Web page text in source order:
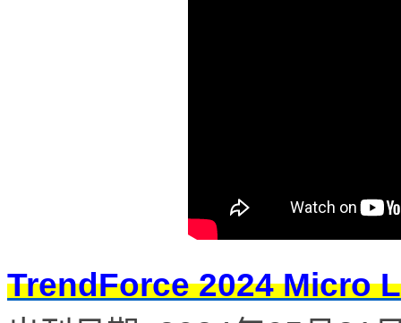
TrendForce 2024 Micro